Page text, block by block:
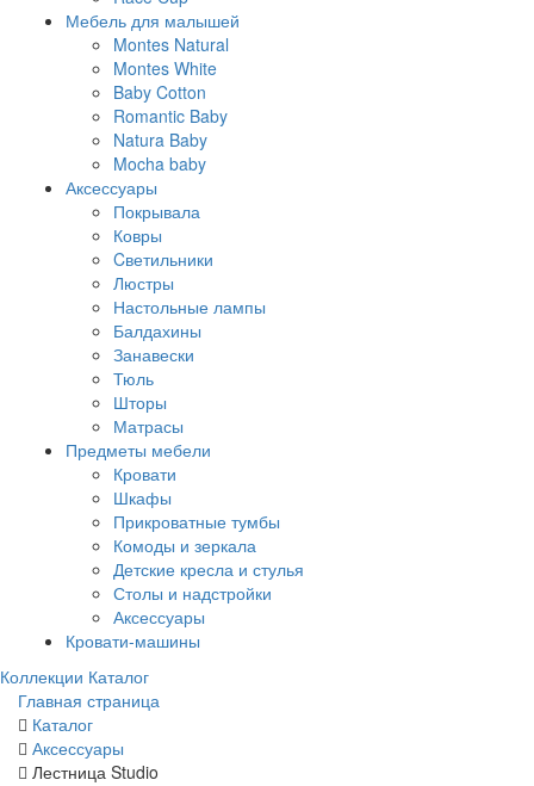
Мебель для малышей
Montes Natural
Montes White
Baby Cotton
Romantic Baby
Natura Baby
Mocha baby
Аксессуары
Покрывала
Ковры
Cветильники
Люстры
Настольные лампы
Балдахины
Занавески
Тюль
Шторы
Матрасы
Предметы мебели
Кровати
Шкафы
Прикроватные тумбы
Комоды и зеркала
Детские кресла и стулья
Столы и надстройки
Аксессуары
Кровати-машины
Коллекции Каталог
Главная страница
Каталог
Аксессуары
Лестница Studio